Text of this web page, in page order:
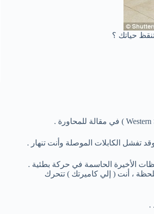
حياتك ؟
تفشل الكابلات الموصلة وأنت تنهار .
، أنت ( إلي كاميرتك ) تتحرك
.